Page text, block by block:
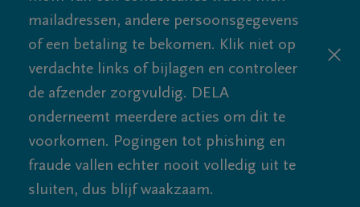
mailadressen, andere persoonsgegevens
of een betaling te bekomen. Klik niet op
verdachte links of bijlagen en controleer
de afzender zorgvuldig. DELA
onderneemt meerdere acties om dit te
voorkomen. Pogingen tot phishing en
fraude vallen echter nooit volledig uit te
sluiten, dus blijf waakzaam.